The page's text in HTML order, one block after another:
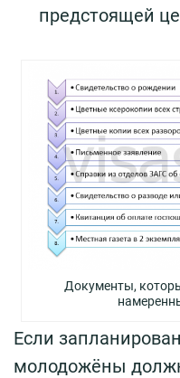
предстоящей
Документы,
Если
молодожёны